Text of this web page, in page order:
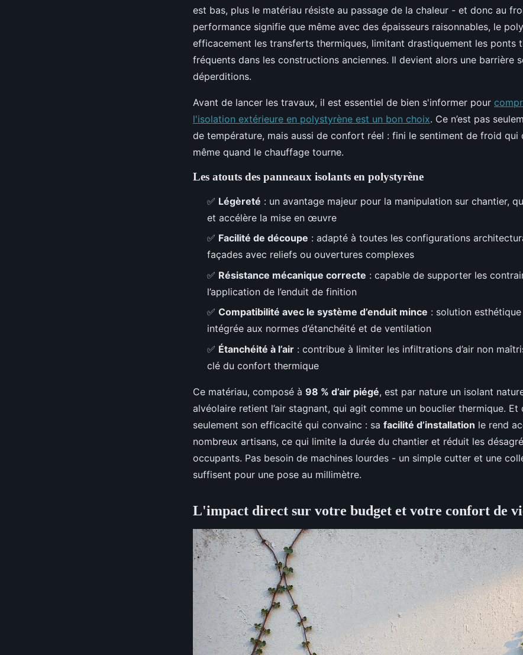
est bas, plus le matériau résiste au passage de la chaleur - et donc au
performance signifie que même avec des épaisseurs raisonnables, le
efficacement les transferts thermiques, limitant drastiquement les ponts
fréquents dans les constructions anciennes. Il devient alors une barrière
déperditions.
Avant de lancer les travaux, il est essentiel de bien s'informer pour
l'isolation extérieure en polystyrène est un bon choix. Ce n’est pas
de température, mais aussi de confort réel : fini le sentiment de froid qui
même quand le chauffage tourne.
Les atouts des panneaux isolants en polystyrène
✅ Légèreté : un avantage majeur pour la manipulation sur chantier,
et accélère la mise en œuvre
✅ Facilité de découpe : adapté à toutes les configurations
façades avec reliefs ou ouvertures complexes
✅ Résistance mécanique correcte : capable de supporter les
l’application de l’enduit de finition
✅ Compatibilité avec le système d’enduit mince : solution
intégrée aux normes d’étanchéité et de ventilation
✅ Étanchéité à l’air : contribue à limiter les infiltrations d’air non
clé du confort thermique
Ce matériau, composé à 98 % d’air piégé, est par nature un isolant
alvéolaire retient l’air stagnant, qui agit comme un bouclier thermique. Et
seulement son efficacité qui convainc : sa facilité d’installation le rend
nombreux artisans, ce qui limite la durée du chantier et réduit les
occupants. Pas besoin de machines lourdes - un simple cutter et une
suffisent pour une pose au millimètre.
L'impact direct sur votre budget et votre confort de